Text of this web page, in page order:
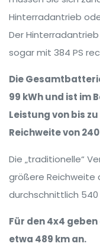
Hinterradantrieb
Der
sogar mit 384 PS
Die
99 kWh und ist im
Leistung von bis
Reichweite von
Die „traditionelle“
größere Reichweite
durchschnittlich
Für den 4x4
etwa 489 km an.